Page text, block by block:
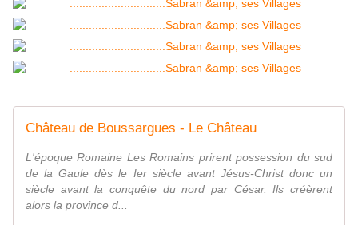
Château de Boussargues - Le Château
L'époque Romaine Les Romains prirent possession du sud
de la Gaule dès le Ier siècle avant Jésus-Christ donc un
siècle avant la conquête du nord par César. Ils créèrent
alors la province d...